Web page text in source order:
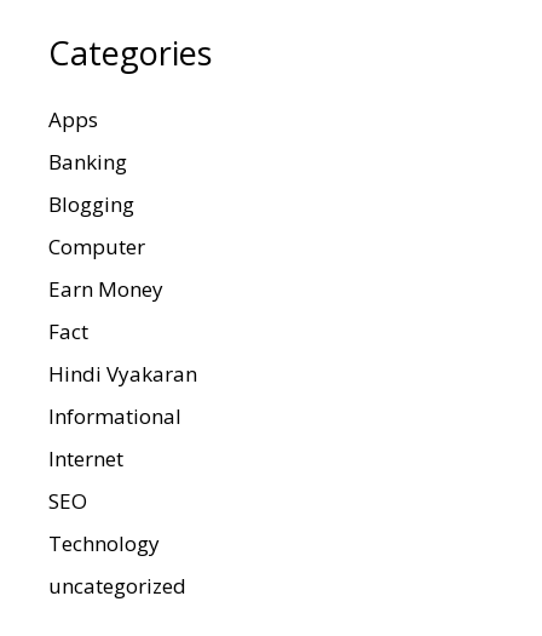
Categories
Apps
Banking
Blogging
Computer
Earn Money
Fact
Hindi Vyakaran
Informational
Internet
SEO
Technology
uncategorized